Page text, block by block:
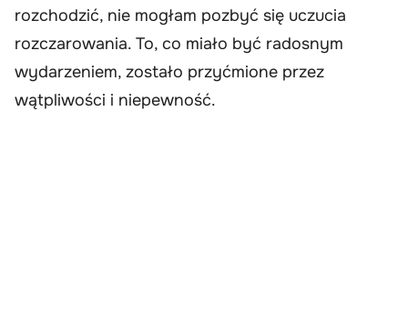
rozchodzić, nie mogłam pozbyć się uczucia
rozczarowania. To, co miało być radosnym
wydarzeniem, zostało przyćmione przez
wątpliwości i niepewność.